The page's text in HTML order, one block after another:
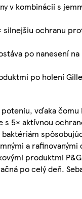
v kombinácii s
2× silnejšiu ochranu
po nanesení
po holení
vďaka čomu
5× aktívnou
a rafinovanými
produktmi
po celý deň.